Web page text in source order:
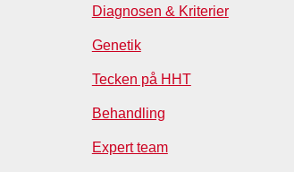
Diagnosen & Kriterier
Genetik
Tecken på HHT
Behandling
Expert team